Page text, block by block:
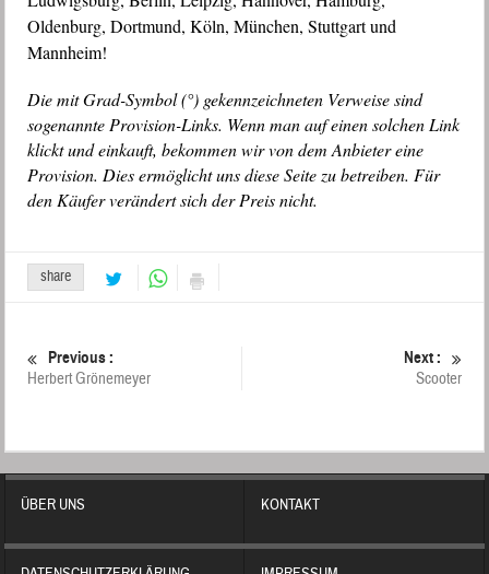
Oldenburg, Dortmund, Köln, München, Stuttgart und
Mannheim!
Die mit Grad-Symbol (°) gekennzeichneten Verweise sind
sogenannte Provision-Links. Wenn man auf einen solchen Link
klickt und einkauft, bekommen wir von dem Anbieter eine
Provision. Dies ermöglicht uns diese Seite zu betreiben. Für
den Käufer verändert sich der Preis nicht.
share
Previous :
Herbert Grönemeyer
Next :
Scooter
ÜBER UNS KONTAKT